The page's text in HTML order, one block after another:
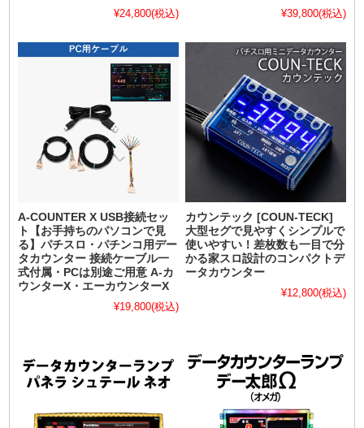
¥24,800(税込)
¥39,800(税込)
A-COUNTER X USB接続セッ
ト【お手持ちのパソコンで見
る】パチスロ・パチンコ用デー
タカウンター 接続ケーブル一
式付属・PCは別途ご用意 A-カ
ウンターX・エーカウンターX
¥19,800(税込)
カウンテック [COUN-TECK]
大型セグで見やすくシンプルで
使いやすい！差枚数も一目で分
かる家スロ設計のコンパクトデ
ータカウンター
¥12,800(税込)